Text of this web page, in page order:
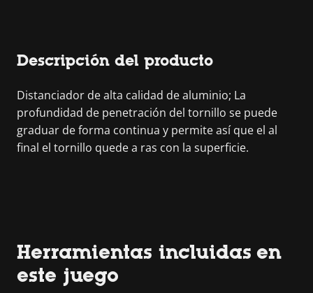
Descripción del producto
Distanciador de alta calidad de aluminio; La
profundidad de penetración del tornillo se puede
graduar de forma continua y permite así que el al
final el tornillo quede a ras con la superficie.
Herramientas incluidas en
este juego